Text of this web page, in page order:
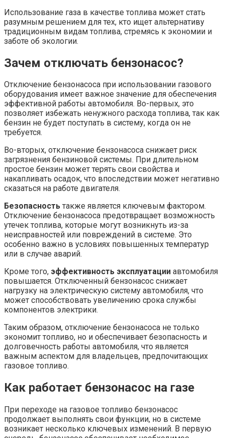
Использование газа в качестве топлива может стать
разумным решением для тех, кто ищет альтернативу
традиционным видам топлива, стремясь к экономии и
заботе об экологии.
Зачем отключать бензонасос?
Отключение бензонасоса при использовании газового
оборудования имеет важное значение для обеспечения
эффективной работы автомобиля. Во-первых, это
позволяет избежать ненужного расхода топлива, так как
бензин не будет поступать в систему, когда он не
требуется.
Во-вторых, отключение бензонасоса снижает риск
загрязнения бензиновой системы. При длительном
простое бензин может терять свои свойства и
накапливать осадок, что впоследствии может негативно
сказаться на работе двигателя.
Безопасность также является ключевым фактором.
Отключение бензонасоса предотвращает возможность
утечек топлива, которые могут возникнуть из-за
неисправностей или повреждений в системе. Это
особенно важно в условиях повышенных температур
или в случае аварий.
Кроме того, эффективность эксплуатации автомобиля
повышается. Отключенный бензонасос снижает
нагрузку на электрическую систему автомобиля, что
может способствовать увеличению срока службы
компонентов электрики.
Таким образом, отключение бензонасоса не только
экономит топливо, но и обеспечивает безопасность и
долговечность работы автомобиля, что является
важным аспектом для владельцев, предпочитающих
газовое топливо.
Как работает бензонасос на газе
При переходе на газовое топливо бензонасос
продолжает выполнять свои функции, но в системе
возникает несколько ключевых изменений. В первую